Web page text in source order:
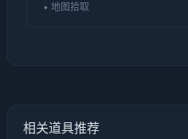
• 地图拾取
相关道具推荐